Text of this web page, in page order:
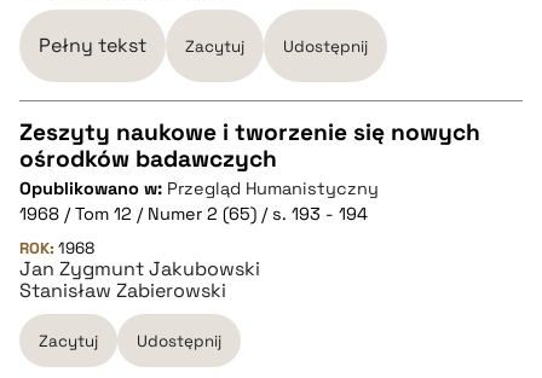
pobierz cytat
Pełny tekst Zacytuj Udostępnij
CZYSTY TEKST
pobierz cytat
BIBTEX
Zeszyty naukowe i tworzenie się nowych
ośrodków badawczych
Opublikowano w: Przegląd Humanistyczny
1968 / Tom 12 / Numer 2 (65) / s. 193 - 194
ROK: 1968
Jan Zygmunt Jakubowski
Stanisław Zabierowski
Zacytuj Udostępnij